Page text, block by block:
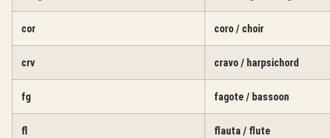
cor coro / choir
crv cravo / harpsichord
fg fagote / bassoon
fl flauta / flute